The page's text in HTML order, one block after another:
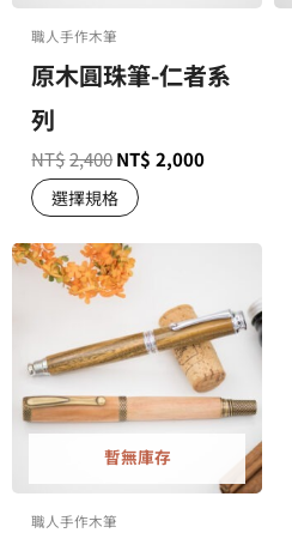
職人手作木筆
原木圓珠筆-仁者系
列
NT$2,400NT$ 2,000
選擇規格
暫無庫存
職人手作木筆